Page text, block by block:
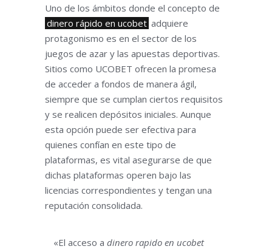
Uno de los ámbitos donde el concepto de
dinero rápido en ucobet adquiere
protagonismo es en el sector de los
juegos de azar y las apuestas deportivas.
Sitios como UCOBET ofrecen la promesa
de acceder a fondos de manera ágil,
siempre que se cumplan ciertos requisitos
y se realicen depósitos iniciales. Aunque
esta opción puede ser efectiva para
quienes confían en este tipo de
plataformas, es vital asegurarse de que
dichas plataformas operen bajo las
licencias correspondientes y tengan una
reputación consolidada.
«El acceso a dinero rapido en ucobet